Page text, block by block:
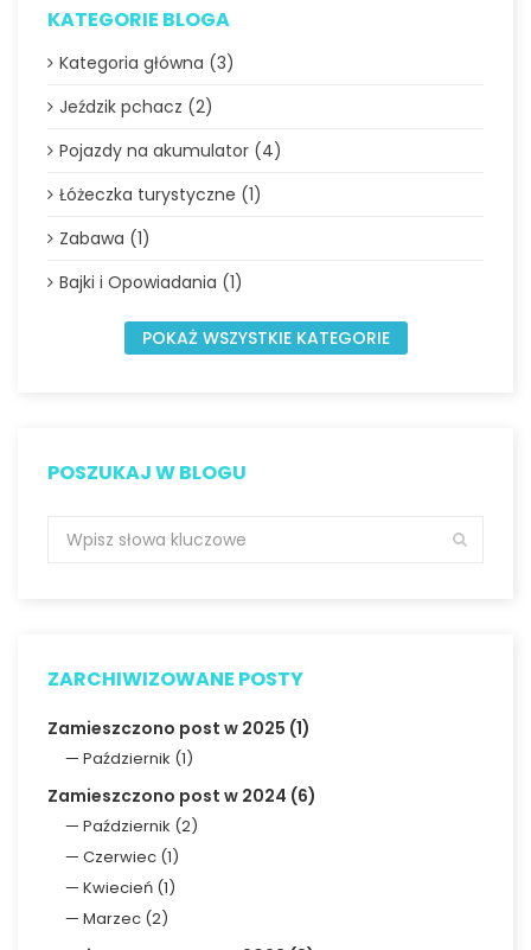
KATEGORIE BLOGA
Kategoria główna (3)
Jeździk pchacz (2)
Pojazdy na akumulator (4)
Łóżeczka turystyczne (1)
Zabawa (1)
Bajki i Opowiadania (1)
POKAŻ WSZYSTKIE KATEGORIE
POSZUKAJ W BLOGU
ZARCHIWIZOWANE POSTY
Zamieszczono post w 2025 (1)
Październik (1)
Zamieszczono post w 2024 (6)
Październik (2)
Czerwiec (1)
Kwiecień (1)
Marzec (2)